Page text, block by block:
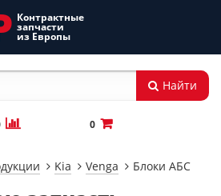
Контрактные
запчасти
из Европы
Найти
0
Kia Venga Блоки АБС